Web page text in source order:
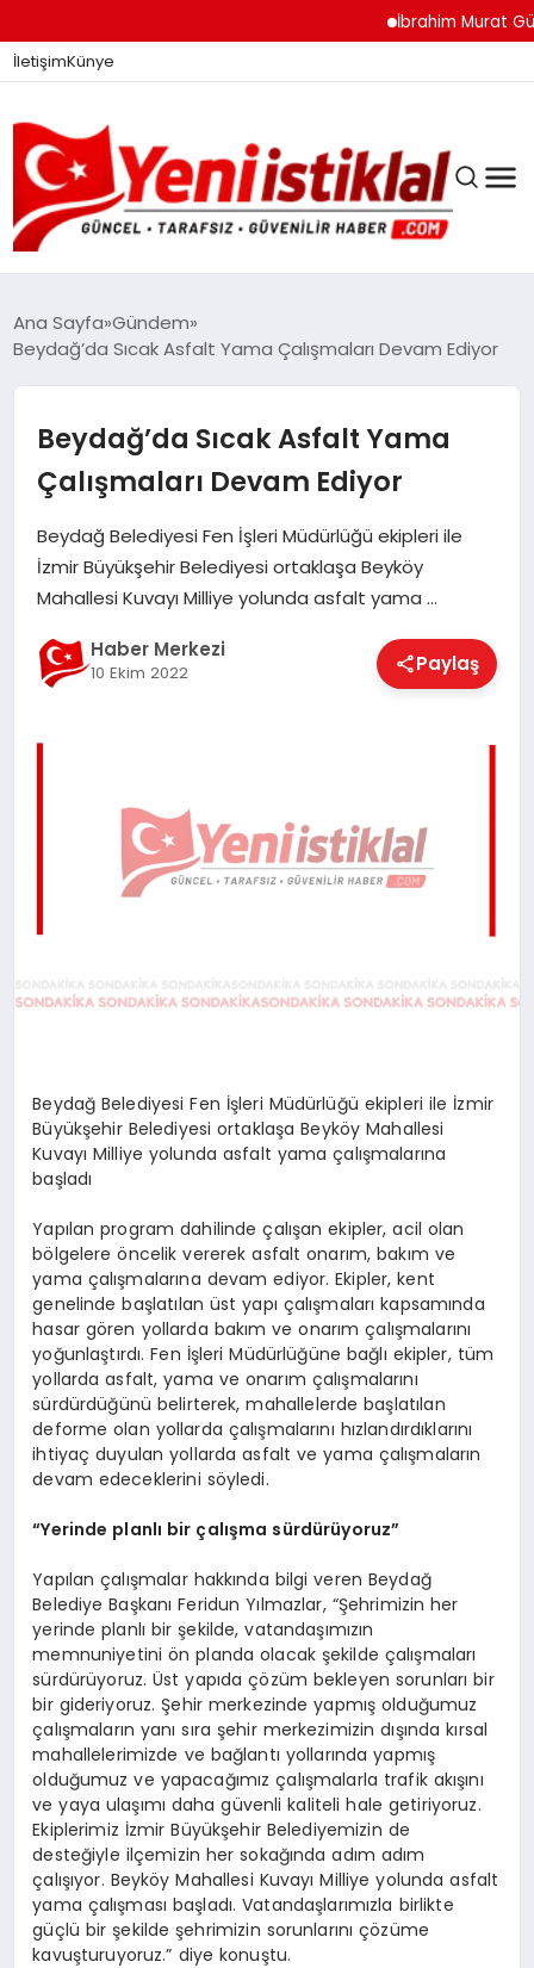
İbrahim Murat
İletişimKünye
GÜNDEM
DÜNYA
EĞITIM
EKONOMI
MAGAZIN
TEKNOLOJI
Ana Sayfa Gündem
Beydağ’da Sıcak Asfalt Yama Çalışmaları Devam Ediyor
Beydağ’da Sıcak Asfalt Yama
Çalışmaları Devam Ediyor
Beydağ Belediyesi Fen İşleri Müdürlüğü ekipleri ile
İzmir Büyükşehir Belediyesi ortaklaşa Beyköy
Mahallesi Kuvayı Milliye yolunda asfalt yama …
Haber Merkezi
10 Ekim 2022 Paylaş
Beydağ Belediyesi Fen İşleri Müdürlüğü ekipleri ile İzmir
Büyükşehir Belediyesi ortaklaşa Beyköy Mahallesi
Kuvayı Milliye yolunda asfalt yama çalışmalarına
başladı
Yapılan program dahilinde çalışan ekipler, acil olan
bölgelere öncelik vererek asfalt onarım, bakım ve
yama çalışmalarına devam ediyor. Ekipler, kent
genelinde başlatılan üst yapı çalışmaları kapsamında
hasar gören yollarda bakım ve onarım çalışmalarını
yoğunlaştırdı. Fen İşleri Müdürlüğüne bağlı ekipler, tüm
yollarda asfalt, yama ve onarım çalışmalarını
sürdürdüğünü belirterek, mahallelerde başlatılan
deforme olan yollarda çalışmalarını hızlandırdıklarını
ihtiyaç duyulan yollarda asfalt ve yama çalışmaların
devam edeceklerini söyledi.
“Yerinde planlı bir çalışma sürdürüyoruz”
Yapılan çalışmalar hakkında bilgi veren Beydağ
Belediye Başkanı Feridun Yılmazlar, “Şehrimizin her
yerinde planlı bir şekilde, vatandaşımızın
memnuniyetini ön planda olacak şekilde çalışmaları
sürdürüyoruz. Üst yapıda çözüm bekleyen sorunları bir
bir gideriyoruz. Şehir merkezinde yapmış olduğumuz
çalışmaların yanı sıra şehir merkezimizin dışında kırsal
mahallelerimizde ve bağlantı yollarında yapmış
olduğumuz ve yapacağımız çalışmalarla trafik akışını
ve yaya ulaşımı daha güvenli kaliteli hale getiriyoruz.
Ekiplerimiz İzmir Büyükşehir Belediyemizin de
desteğiyle ilçemizin her sokağında adım adım
çalışıyor. Beyköy Mahallesi Kuvayı Milliye yolunda asfalt
yama çalışması başladı. Vatandaşlarımızla birlikte
güçlü bir şekilde şehrimizin sorunlarını çözüme
kavuşturuyoruz.” diye konuştu.